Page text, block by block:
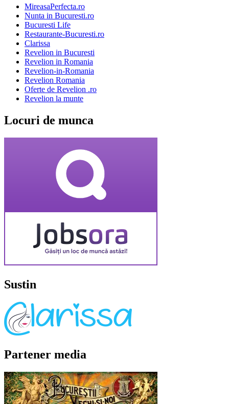
MireasaPerfecta.ro
Nunta in Bucuresti.ro
Bucuresti Life
Restaurante-Bucuresti.ro
Clarissa
Revelion in Bucuresti
Revelion in Romania
Revelion-in-Romania
Revelion Romania
Oferte de Revelion .ro
Revelion la munte
Locuri de munca
Sustin
Partener media